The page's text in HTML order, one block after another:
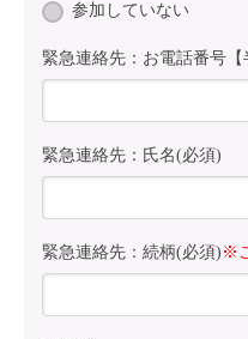
参加していない
緊急連絡先：お電話番号
緊急連絡先：氏名(必須)
緊急連絡先：続柄(必須) ※